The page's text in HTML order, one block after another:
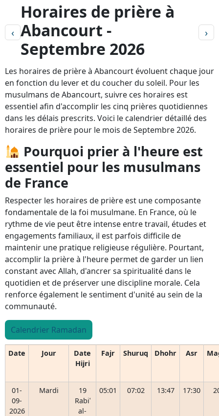
‹
Horaires de prière à
Abancourt -
Septembre 2026
›
Les horaires de prière à Abancourt évoluent chaque jour
en fonction du lever et du coucher du soleil. Pour les
musulmans de Abancourt, suivre ces horaires est
essentiel afin d'accomplir les cinq prières quotidiennes
dans les délais prescrits. Voici le calendrier détaillé des
horaires de prière pour le mois de Septembre 2026.
Pourquoi prier à l'heure est
essentiel pour les musulmans
de France
Respecter les horaires de prière est une composante
fondamentale de la foi musulmane. En France, où le
rythme de vie peut être intense entre travail, études et
engagements familiaux, il est parfois difficile de
maintenir une pratique religieuse régulière. Pourtant,
accomplir la prière à l'heure permet de garder un lien
constant avec Allah, d'ancrer sa spiritualité dans le
quotidien et de préserver une discipline morale. Cela
renforce également le sentiment d'unité au sein de la
communauté.
Calendrier Ramadan
Date Jour
Date
Hijri
Fajr Shuruq Dhohr Asr
01-
09-
2026
Mardi
19
Rabiʿ
al-
05:01 07:02 13:47 17:30